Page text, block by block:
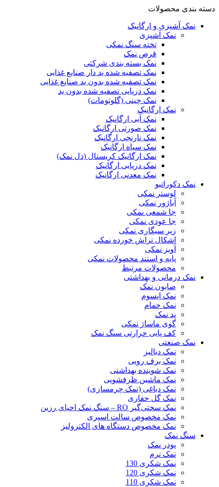
دسته بندی محصولات
نمک آشپزی و ارگانیک
نمک آشپزی
تخته سنگ نمکی
قرص نمک
نمک بسته بندی شرکتی
نمک تصفیه شده ید دار صنایع غذایی
نمک تصفیه شده بدون ید صنایع غذایی
نمک دریایی تصفیه شده بدون ید
نمک چینی (گلوتومات)
نمک ارگانیک
نمک آبی ارگانیک
نمک صورتی ارگانیک
نمک نارنجی ارگانیک
نمک سیاه ارگانیک
نمک ارگانیک کریستال (دل نمک)
نمک دریایی ارگانیک
نمک معدنی ارگانیک
نمک دکوراتیو
لوستر نمکی
آباژور نمکی
جا شمعی نمکی
جا عودی نمکی
زیر سیگاری نمکی
اشکال تراش خورده نمکی
آویز نمکی
پایه و استند محصولات نمکی
محصولات مرتبط
نمک درمانی و بهداشتی
صابون نمک
نمک اپسوم
نمک حمام
پد نمک
گوی ماساژ نمکی
کف پایی حرارتی سنگ نمک
نمک صنعتی
نمک دیالیز
نمک برف روبی
نمک شوینده بهداشتی
نمک ماشین ظرفشویی
نمک دباغی (نمک چرمسازی)
نمک گل حفاری
نمک سختی‌گیر RO – سنگ نمک احیای رزین
نمک مخصوص سالت اسپری
نمک مخصوص دستگاه های الکترولیز
سنگ نمک
پودر نمک
نمک نرم
نمک شکری 130
نمک شکری 120
نمک شکری 110